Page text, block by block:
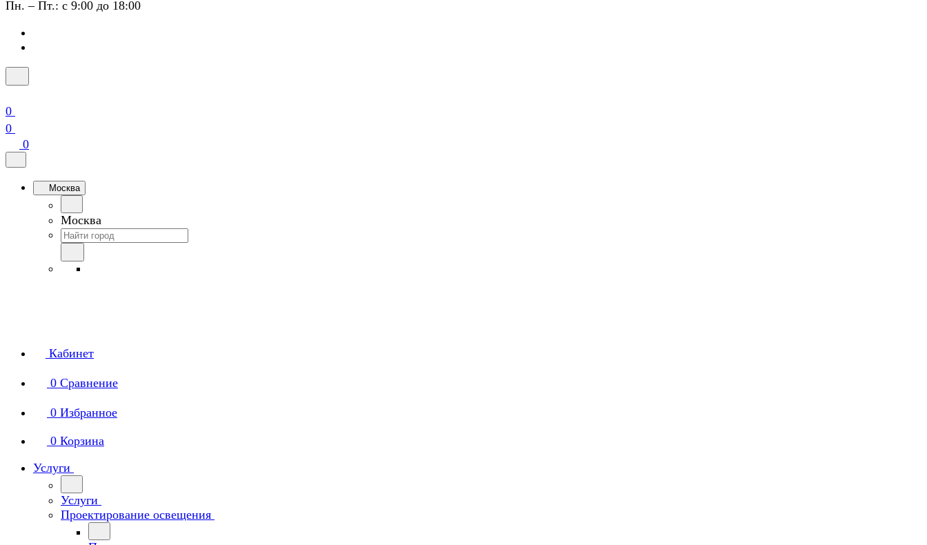
Пн. – Пт.: с 9:00 до 18:00
0
0
0
Москва
Москва
Кабинет
0 Сравнение
0 Избранное
0 Корзина
Услуги
Услуги
Проектирование освещения